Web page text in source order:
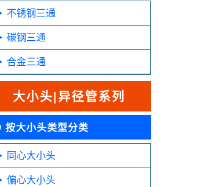
不锈钢三通
碳钢三通
合金三通
大小头|异径管系列
按大小头类型分类
同心大小头
偏心大小头